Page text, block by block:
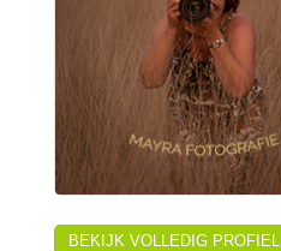
BEKIJK VOLLEDIG PROFIEL